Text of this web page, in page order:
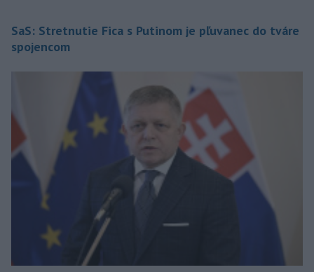
SaS: Stretnutie Fica s Putinom je pľuvanec do tváre
spojencom